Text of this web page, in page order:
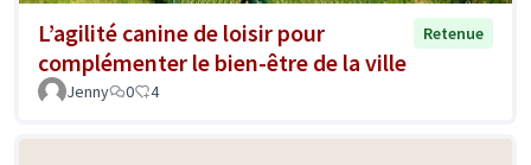
L’agilité canine de loisir pour
complémenter le bien-être de la ville
Retenue
Jenny 0 4